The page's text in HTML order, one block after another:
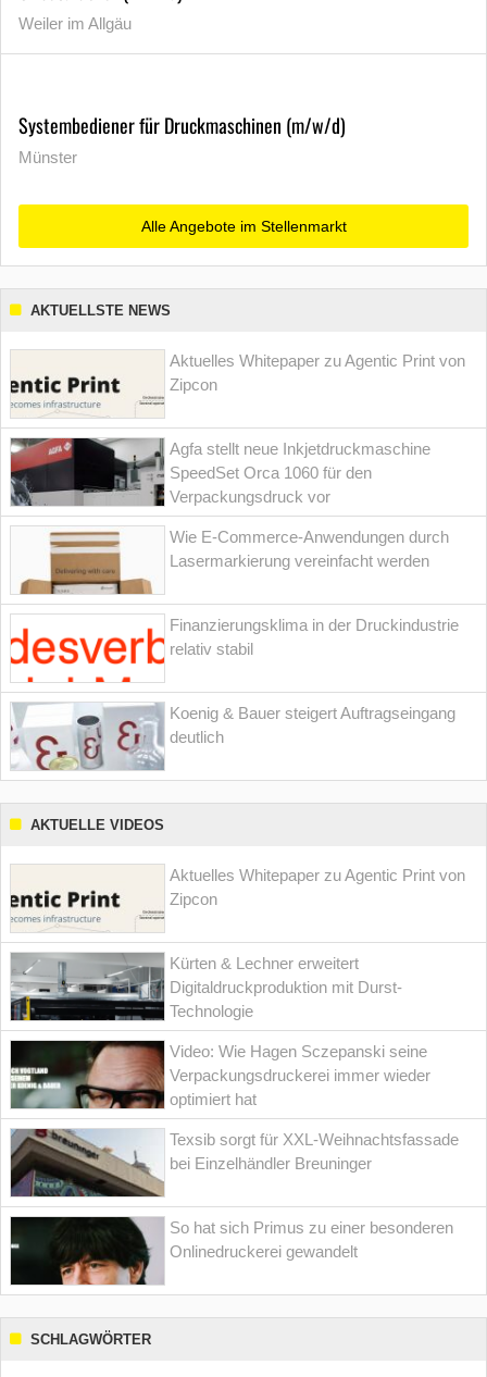
Weiler im Allgäu
Systembediener für Druckmaschinen (m/w/d)
Münster
Alle Angebote im Stellenmarkt
AKTUELLSTE NEWS
Aktuelles Whitepaper zu Agentic Print von
Zipcon
Agfa stellt neue Inkjetdruckmaschine
SpeedSet Orca 1060 für den
Verpackungsdruck vor
Wie E-Commerce-Anwendungen durch
Lasermarkierung vereinfacht werden
Finanzierungsklima in der Druckindustrie
relativ stabil
Koenig & Bauer steigert Auftragseingang
deutlich
AKTUELLE VIDEOS
Aktuelles Whitepaper zu Agentic Print von
Zipcon
Kürten & Lechner erweitert
Digitaldruckproduktion mit Durst-
Technologie
Video: Wie Hagen Sczepanski seine
Verpackungsdruckerei immer wieder
optimiert hat
Texsib sorgt für XXL-Weihnachtsfassade
bei Einzelhändler Breuninger
So hat sich Primus zu einer besonderen
Onlinedruckerei gewandelt
SCHLAGWÖRTER